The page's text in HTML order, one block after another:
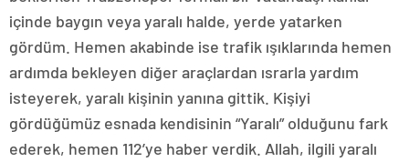
içinde baygın veya yaralı halde, yerde yatarken
gördüm. Hemen akabinde ise trafik ışıklarında hemen
ardımda bekleyen diğer araçlardan ısrarla yardım
isteyerek, yaralı kişinin yanına gittik. Kişiyi
gördüğümüz esnada kendisinin “Yaralı” olduğunu fark
ederek, hemen 112’ye haber verdik. Allah, ilgili yaralı